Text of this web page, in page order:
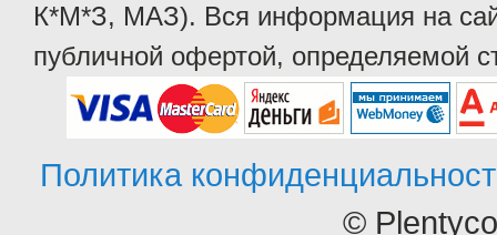
К*М*З, МАЗ). Вся информация на
публичной офертой, определяемой
Политика
©